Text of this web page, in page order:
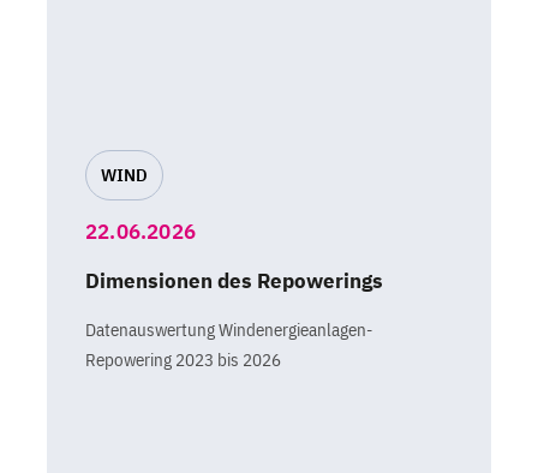
WIND
22.06.2026
Dimensionen des Repowerings
Datenauswertung Windenergieanlagen-
Repowering 2023 bis 2026